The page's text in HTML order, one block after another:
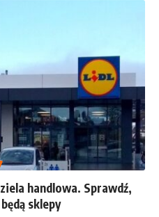
handlowa. Sprawdź,
sklepy